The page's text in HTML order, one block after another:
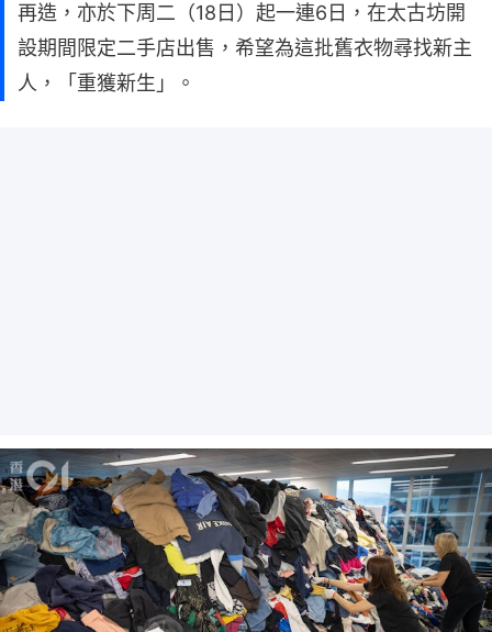
再造，亦於下周二（18日）起一連6日，在太古坊開
設期間限定二手店出售，希望為這批舊衣物尋找新主
人，「重獲新生」。